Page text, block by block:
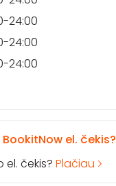
24:00
24:00
24:00
el. čekis?
čekis? Plačiau